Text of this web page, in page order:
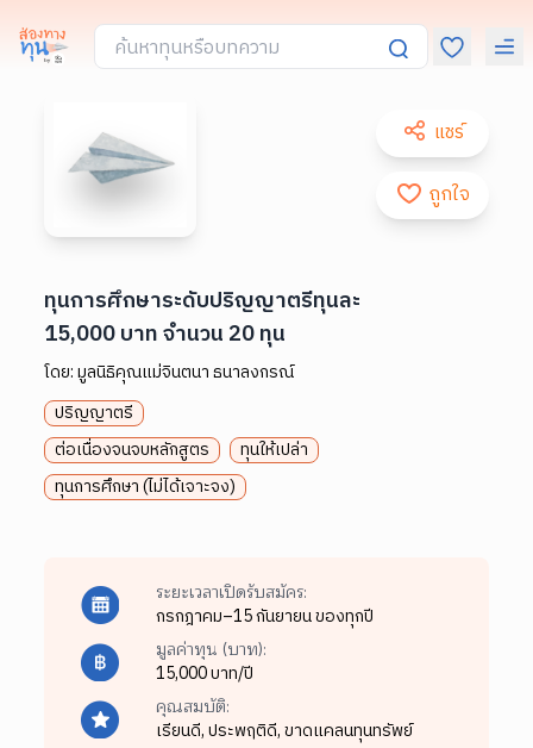
แชร์
ถูกใจ
ทุนการศึกษาระดับปริญญาตรีทุนละ
15,000 บาท จำนวน 20 ทุน
โดย:มูลนิธิคุณแม่จินตนา ธนาลงกรณ์
ปริญญาตรี
ต่อเนื่องจนจบหลักสูตร
ทุนให้เปล่า
ทุนการศึกษา (ไม่ได้เจาะจง)
ระยะเวลาเปิดรับสมัคร:
กรกฎาคม–15 กันยายน ของทุกปี
มูลค่าทุน (บาท):
15,000 บาท/ปี
คุณสมบัติ:
เรียนดี,ประพฤติดี,ขาดแคลนทุนทรัพย์